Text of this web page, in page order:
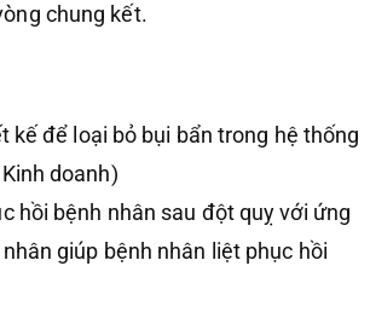
chung kết.
kế để loại bỏ bụi bẩn trong hệ thống
doanh)
hồi bệnh nhân sau đột quỵ với ứng
giúp bệnh nhân liệt phục hồi